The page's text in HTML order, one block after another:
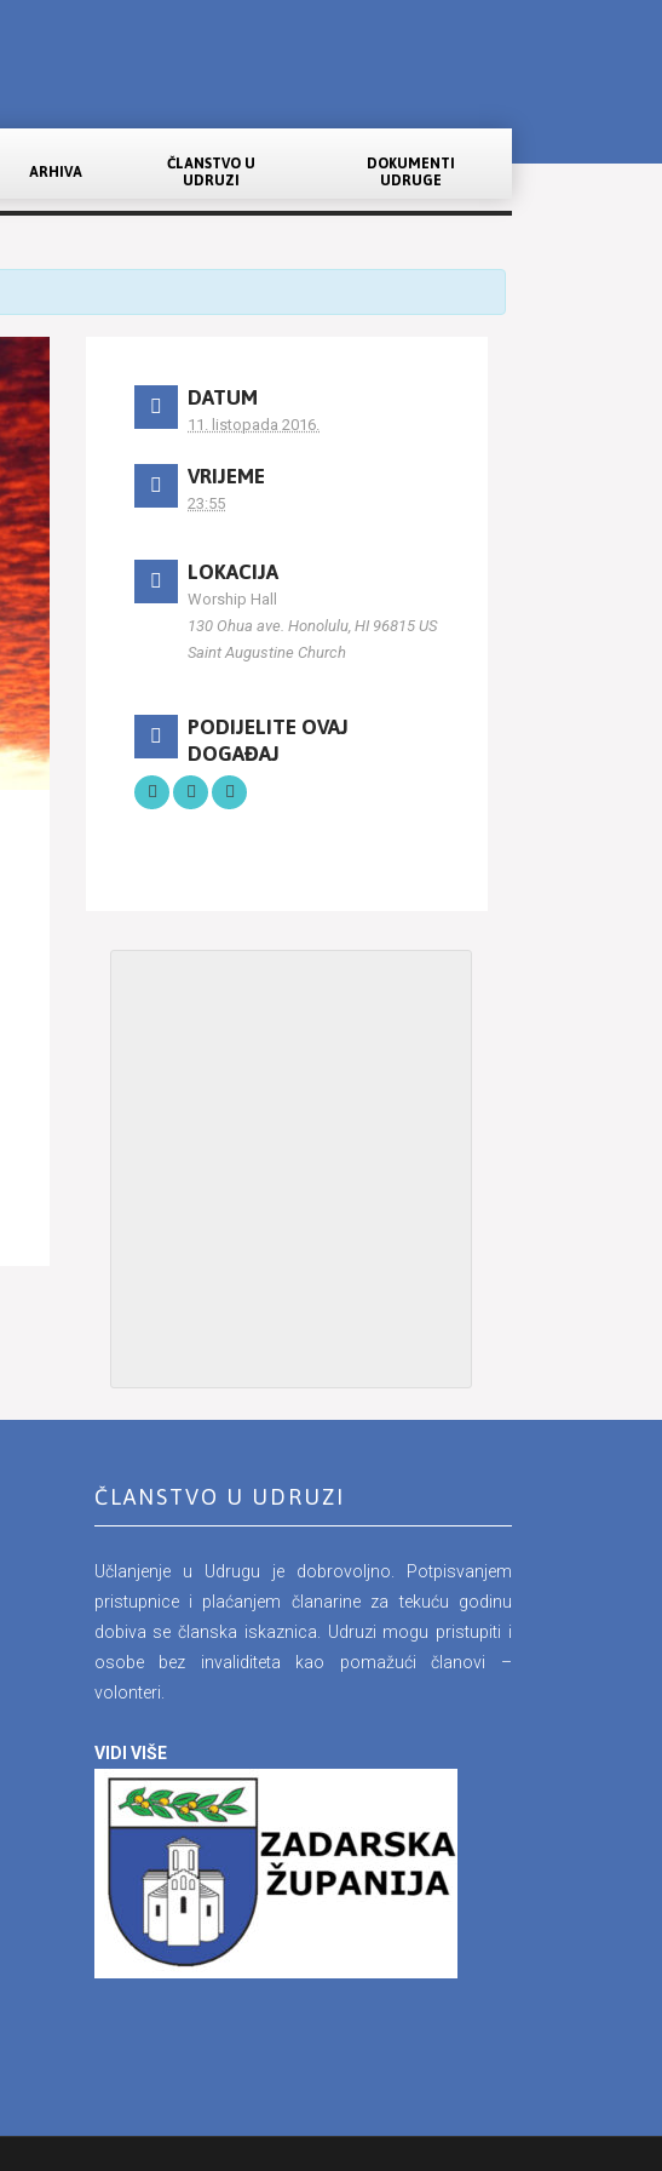
ARHIVA
ČLANSTVO U
UDRUZI
DOKUMENTI
UDRUGE
DATUM
11. listopada 2016.
VRIJEME
23:55
LOKACIJA
Worship Hall
130 Ohua ave. Honolulu, HI 96815 US
Saint Augustine Church
PODIJELITE OVAJ
DOGAĐAJ
ČLANSTVO U UDRUZI
Učlanjenje u Udrugu je dobrovoljno. Potpisvanjem
pristupnice i plaćanjem članarine za tekuću godinu
dobiva se članska iskaznica. Udruzi mogu pristupiti i
osobe bez invaliditeta kao pomažući članovi –
volonteri.
VIDI VIŠE